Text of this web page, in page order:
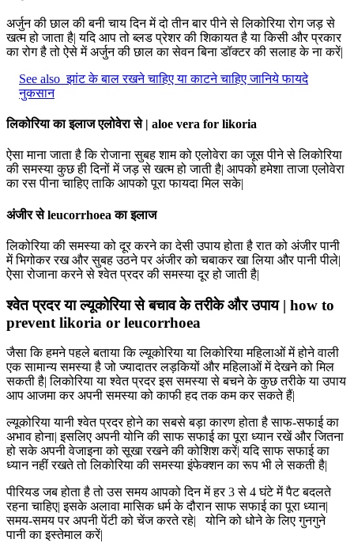
अर्जुन की छाल की बनी चाय दिन में दो तीन बार पीने से लिकोरिया रोग जड़ से
खत्म हो जाता है| यदि आप तो ब्लड प्रेशर की शिकायत है या किसी और प्रकार
का रोग है तो ऐसे में अर्जुन की छाल का सेवन बिना डॉक्टर की सलाह के ना करें|
See also झांट के बाल रखने चाहिए या काटने चाहिए जानिये फायदे
नुकसान
लिकोरिया का इलाज एलोवेरा से | aloe vera for likoria
ऐसा माना जाता है कि रोजाना सुबह शाम को एलोवेरा का जूस पीने से लिकोरिया
की समस्या कुछ ही दिनों में जड़ से खत्म हो जाती है| आपको हमेशा ताजा एलोवेरा
का रस पीना चाहिए ताकि आपको पूरा फायदा मिल सके|
अंजीर से leucorrhoea का इलाज
लिकोरिया की समस्या को दूर करने का देसी उपाय होता है रात को अंजीर पानी
में भिगोकर रख और सुबह उठने पर अंजीर को चबाकर खा लिया और पानी पीले|
ऐसा रोजाना करने से श्वेत प्रदर की समस्या दूर हो जाती है|
श्वेत प्रदर या ल्यूकोरिया से बचाव के तरीके और उपाय | how to
prevent likoria or leucorrhoea
जैसा कि हमने पहले बताया कि ल्यूकोरिया या लिकोरिया महिलाओं में होने वाली
एक सामान्य समस्या है जो ज्यादातर लड़कियों और महिलाओं में देखने को मिल
सकती है| लिकोरिया या श्वेत प्रदर इस समस्या से बचने के कुछ तरीके या उपाय
आप आजमा कर अपनी समस्या को काफी हद तक कम कर सकते हैं|
ल्यूकोरिया यानी श्वेत प्रदर होने का सबसे बड़ा कारण होता है साफ-सफाई का
अभाव होना| इसलिए अपनी योनि की साफ सफाई का पूरा ध्यान रखें और जितना
हो सके अपनी वेजाइना को सूखा रखने की कोशिश करें| यदि साफ सफाई का
ध्यान नहीं रखते तो लिकोरिया की समस्या इंफेक्शन का रूप भी ले सकती है|
पीरियड जब होता है तो उस समय आपको दिन में हर 3 से 4 घंटे में पैट बदलते
रहना चाहिए| इसके अलावा मासिक धर्म के दौरान साफ सफाई का पूरा ध्यान|
समय-समय पर अपनी पेंटी को चेंज करते रहे| योनि को धोने के लिए गुनगुने
पानी का इस्तेमाल करें|